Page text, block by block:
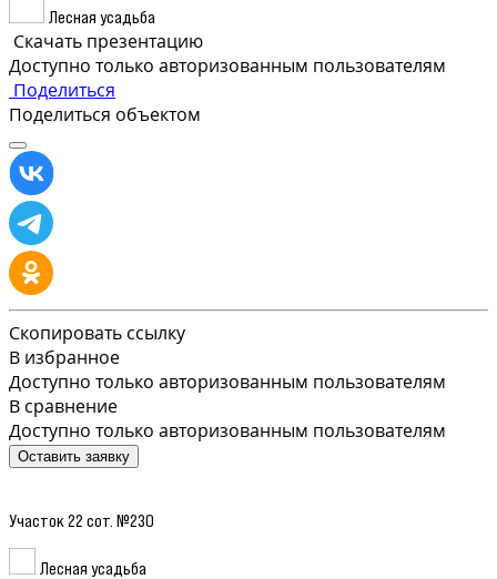
Лесная усадьба
Скачать презентацию
Доступно только авторизованным пользователям
Поделиться
Поделиться объектом
Скопировать ссылку
В избранное
Доступно только авторизованным пользователям
В сравнение
Доступно только авторизованным пользователям
Оставить заявку
Участок 22 сот. №230
Лесная усадьба